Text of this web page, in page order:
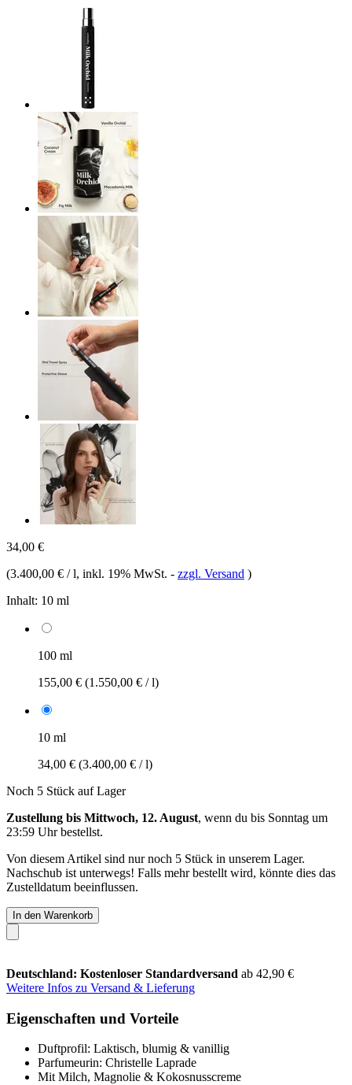
34,00 €
(3.400,00 € / l, inkl. 19% MwSt. - zzgl. Versand )
Inhalt: 10 ml
100 ml
155,00 € (1.550,00 € / l)
10 ml
34,00 € (3.400,00 € / l)
Noch 5 Stück auf Lager
Zustellung bis Mittwoch, 12. August, wenn du bis Sonntag um
23:59 Uhrbestellst.
Von diesem Artikel sind nur noch 5 Stück in unserem Lager.
Nachschub ist unterwegs! Falls mehr bestellt wird, könnte dies das
Zustelldatum beeinflussen.
In den Warenkorb
Deutschland: Kostenloser Standardversand ab 42,90 €
Weitere Infos zu Versand & Lieferung
Eigenschaften und Vorteile
Duftprofil: Laktisch, blumig & vanillig
Parfumeurin: Christelle Laprade
Mit Milch, Magnolie & Kokosnusscreme